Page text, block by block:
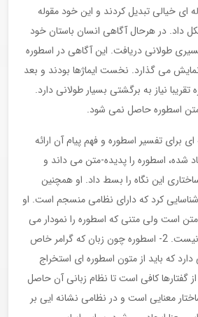
ای خیالی تبدیل کردند و این خود مقوله
داد. در هرحال آگاهی انسان باستان خود
طولانی دریافت. این آگاهی در اسطوره
می گذارد. نخست ایماژها بودند و بعد
نیاز به برگشتی بسیار طولانی دارد.
اسطوره حاصل نمی شود.
برای تفسیر اسطوره و فهم پیام آن ارائه
شده، اسطوره را پدیده-متن می داند و
این نگاه را بسط داد. او همچنین
شناسایی کرد که دارای نظامی منسجم است. او
اسطوره متن است ولی متنی که اسطوره را نمودار می
کند با خود اسطوره یکی نیست. 2- اسطوره چون زبان که گرامر خاص
که باید از متون اسطوره ای استخراج
گفتارها کافی است تا نظام زبانی آن حاصل
ساختار معنایی است و در نظامی نشانه ایی بر